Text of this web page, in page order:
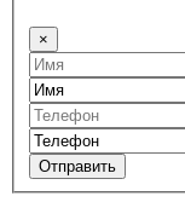
×
Отправить